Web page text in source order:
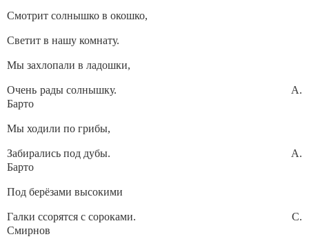
Смотрит солнышко в окошко,
Светит в нашу комнату.
Мы захлопали в ладошки,
Очень рады солнышку. А.
Барто
Мы ходили по грибы,
Забирались под дубы. А.
Барто
Под берёзами высокими
Галки ссорятся с сороками. С.
Смирнов